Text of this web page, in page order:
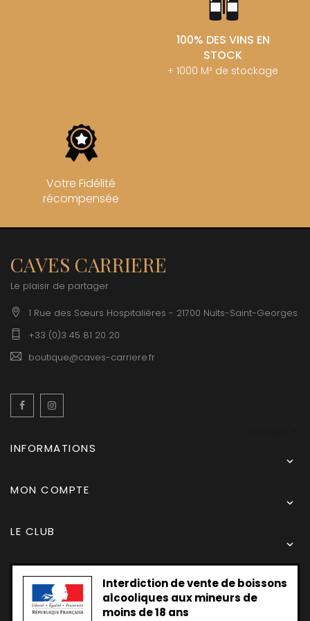
100% DES VINS EN
STOCK
+ 1000 M² de stockage
Votre Fidélité
récompensée
CAVES CARRIERE
Le plaisir de partager
1 Rue des Sœurs Hospitalières - 21700 Nuits-Saint-Georges
+33 (0)3 45 81 20 20
boutique@caves-carriere.fr
Facebook
INFORMATIONS

MON COMPTE

LE CLUB

Interdiction de vente de boissons
alcooliques aux mineurs de
moins de 18 ans